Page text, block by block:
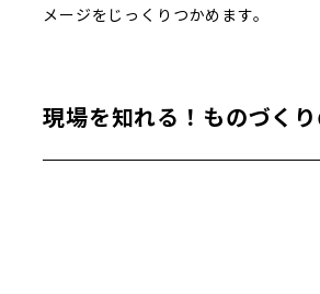
メージをじっくりつかめます。
現場を知れる！ものづく